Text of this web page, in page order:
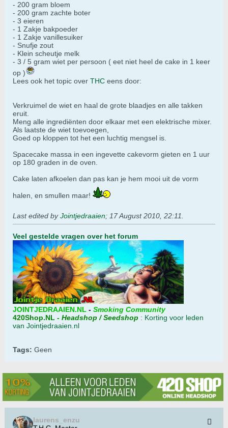
- 200 gram bloem
- 200 gram zachte boter
- 3 eieren
- 1 Zakje bakpoeder
- 1 Zakje vanillesuiker
- Snufje zout
- Klein scheutje melk
- 3 / 5 gram wiet per persoon ( eet niet heel de cake in 1 keer
op )
Lees ook het topic over THC eens door:
Verkruimel de wiet en haal de grote blaadjes en alle takken
eruit.
Meng alle ingrediënten door elkaar met een elektrische mixer.
Als laatste de wiet toevoegen,
Goed op kloppen tot het een luchtig mengsel is.
Spacecake massa in een ingevette cakevorm gieten en 1 uur
op 180 graden in de oven.
Cake laten afkoelen dan pas kan je hem mooi uit de vorm
halen, en smullen maar!
Last edited byJointjedraaien; 17 August 2010, 22:11
Veel gestelde vragen over het forum
JOINTJEDRAAIEN.NL - Smoking Community
420Shop.NL - Headshop / Seedshop : Korting voor leden
van Jointjedraaien.nl
Tags: Geen
laurens_enzu